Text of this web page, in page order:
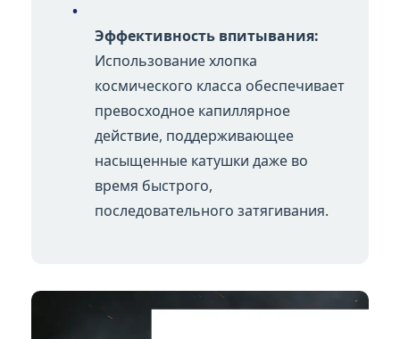
•
Эффективность впитывания:
Использование хлопка
космического класса обеспечивает
превосходное капиллярное
действие, поддерживающее
насыщенные катушки даже во
время быстрого,
последовательного затягивания.